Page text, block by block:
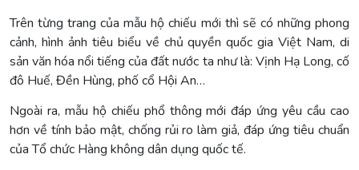
Trên từng trang của mẫu hộ chiếu mới thì sẽ có những phong
cảnh, hình ảnh tiêu biểu về chủ quyền quốc gia Việt Nam, di
sản văn hóa nổi tiếng của đất nước ta như là: Vịnh Hạ Long, cố
đô Huế, Đền Hùng, phố cổ Hội An…
Ngoài ra, mẫu hộ chiếu phổ thông mới đáp ứng yêu cầu cao
hơn về tính bảo mật, chống rủi ro làm giả, đáp ứng tiêu chuẩn
của Tổ chức Hàng không dân dụng quốc tế.